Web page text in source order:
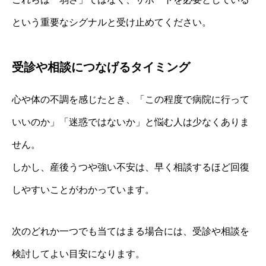
という重要なシグナルと受け止めてください。
受診や相談につなげるタイミング
心や体の不調を感じたとき、「この程度で病院に行って
いいのか」「迷惑ではないか」と悩む人は少なくありま
せん。
しかし、産後うつや強い不安は、早く相談するほど回復
しやすいことがわかっています。
次のどれか一つでも当てはまる場合には、受診や相談を
検討してよい目安になります。